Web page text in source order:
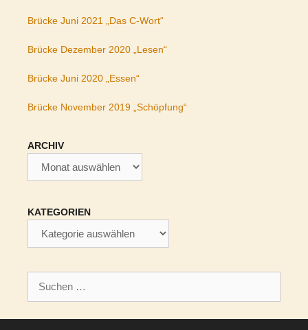
Brücke Juni 2021 „Das C-Wort“
Brücke Dezember 2020 „Lesen“
Brücke Juni 2020 „Essen“
Brücke November 2019 „Schöpfung“
ARCHIV
KATEGORIEN
nach: